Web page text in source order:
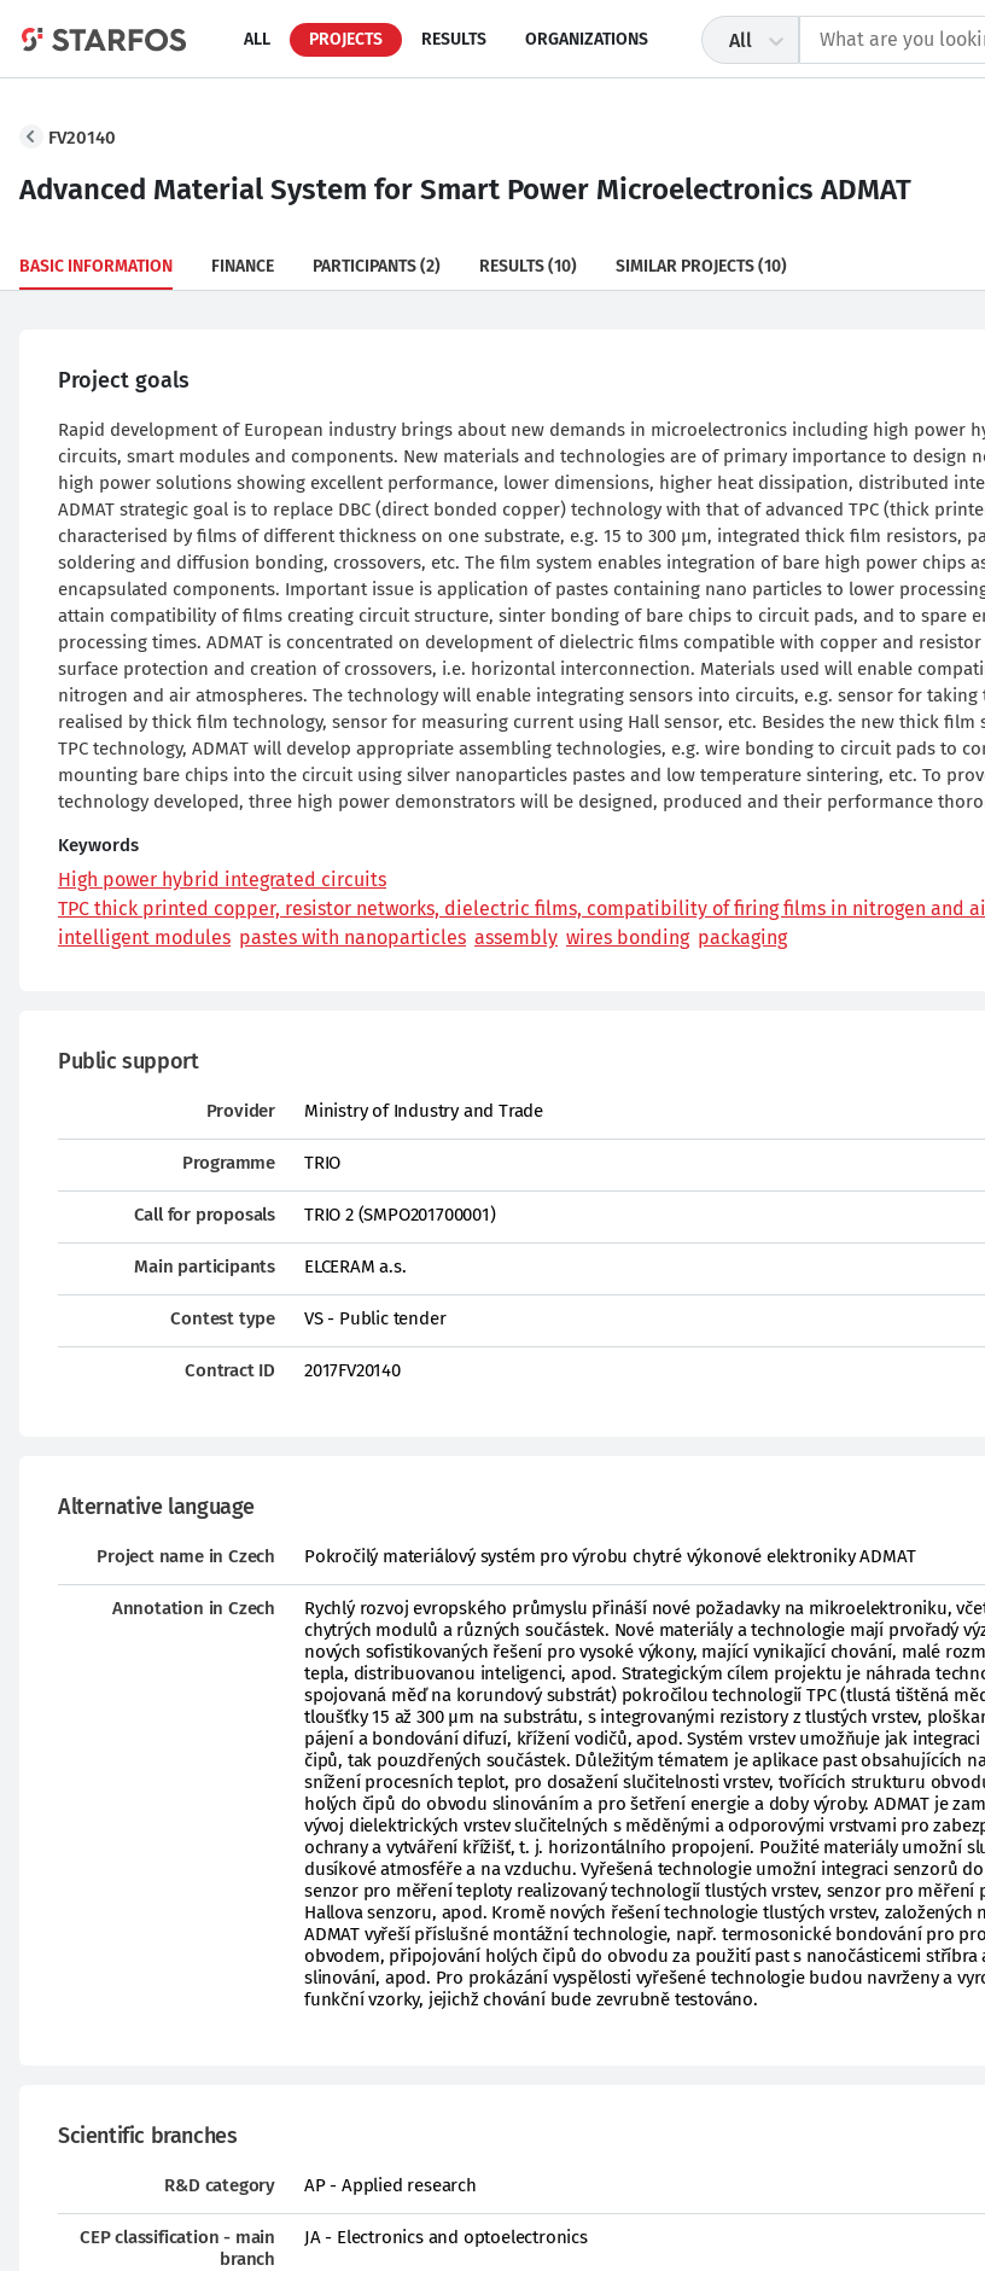
ALL PROJECTS RESULTS ORGANIZATIONS All
FV20140
Advanced Material System for Smart Power Microelectronics ADMAT
BASIC INFORMATION FINANCE PARTICIPANTS(2) RESULTS(10) SIMILAR PROJECTS(10)
Project goals
Rapid development of European industry brings about new demands in microelectronics including high power
circuits, smart modules and components. New materials and technologies are of primary importance to design
high power solutions showing excellent performance, lower dimensions, higher heat dissipation, distributed
ADMAT strategic goal is to replace DBC (direct bonded copper) technology with that of advanced TPC (thick
characterised by films of different thickness on one substrate, e.g. 15 to 300 µm, integrated thick film resistors,
soldering and diffusion bonding, crossovers, etc. The film system enables integration of bare high power chips
encapsulated components. Important issue is application of pastes containing nano particles to lower
attain compatibility of films creating circuit structure, sinter bonding of bare chips to circuit pads, and to spare
processing times. ADMAT is concentrated on development of dielectric films compatible with copper and
surface protection and creation of crossovers, i.e. horizontal interconnection. Materials used will enable
nitrogen and air atmospheres. The technology will enable integrating sensors into circuits, e.g. sensor for taking
realised by thick film technology, sensor for measuring current using Hall sensor, etc. Besides the new thick film
TPC technology, ADMAT will develop appropriate assembling technologies, e.g. wire bonding to circuit pads to
mounting bare chips into the circuit using silver nanoparticles pastes and low temperature sintering, etc. To
technology developed, three high power demonstrators will be designed, produced and their performance
Keywords
High power hybrid integrated circuits
TPC thick printed copper, resistor networks, dielectric films, compatibility of firing films in nitrogen and
intelligent modules pastes with nanoparticles assembly wires bonding packaging
Public support
Provider Ministry of Industry and Trade
Programme TRIO
Call for proposals TRIO 2 (SMPO201700001)
Main participants ELCERAM a.s.
Contest type VS - Public tender
Contract ID 2017FV20140
Alternative language
Project name in Czech Pokročilý materiálový systém pro výrobu chytré výkonové elektroniky ADMAT
Annotation in Czech
Rychlý rozvoj evropského průmyslu přináší nové požadavky na mikroelektroniku,
chytrých modulů a různých součástek. Nové materiály a technologie mají prvořadý
nových sofistikovaných řešení pro vysoké výkony, mající vynikající chování, malé
tepla, distribuovanou inteligenci, apod. Strategickým cílem projektu je náhrada
spojovaná měď na korundový substrát) pokročilou technologií TPC (tlustá tištěná
tloušťky 15 až 300 µm na substrátu, s integrovanými rezistory z tlustých vrstev,
pájení a bondování difuzí, křížení vodičů, apod. Systém vrstev umožňuje jak
čipů, tak pouzdřených součástek. Důležitým tématem je aplikace past obsahujících
snížení procesních teplot, pro dosažení slučitelnosti vrstev, tvořících strukturu
holých čipů do obvodu slinováním a pro šetření energie a doby výroby. ADMAT je
vývoj dielektrických vrstev slučitelných s měděnými a odporovými vrstvami pro
ochrany a vytváření křížišť, t. j. horizontálního propojení. Použité materiály umožní
dusíkové atmosféře a na vzduchu. Vyřešená technologie umožní integraci senzorů
senzor pro měření teploty realizovaný technologií tlustých vrstev, senzor pro měření
Hallova senzoru, apod. Kromě nových řešení technologie tlustých vrstev, založených
ADMAT vyřeší příslušné montážní technologie, např. termosonické bondování pro
obvodem, připojování holých čipů do obvodu za použití past s nanočásticemi
slinování, apod. Pro prokázání vyspělosti vyřešené technologie budou navrženy a
funkční vzorky, jejichž chování bude zevrubně testováno.
Scientific branches
R&D category AP - Applied research
CEP classification - main
branch
JA - Electronics and optoelectronics